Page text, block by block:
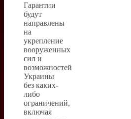
Гарантии
будут
направлены
на
укрепление
вооруженных
сил и
возможностей
Украины
без каких-
либо
ограничений,
включая